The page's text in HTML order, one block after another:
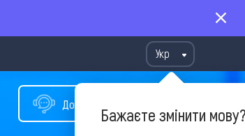
Укр
Бажаєте змінити
Допомога у виборі туру